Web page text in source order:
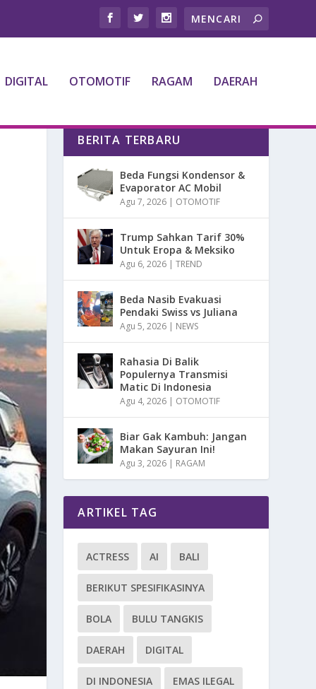
DIGITAL OTOMOTIF RAGAM DAERAH
BERITA TERBARU
Beda Fungsi Kondensor &
Evaporator AC Mobil
Agu 7, 2026 | OTOMOTIF
Trump Sahkan Tarif 30%
Untuk Eropa & Meksiko
Agu 6, 2026 |TREND
Beda Nasib Evakuasi
Pendaki Swiss vs Juliana
Agu 5, 2026 | NEWS
Rahasia Di Balik
Populernya Transmisi
Matic Di Indonesia
Agu 4, 2026 | OTOMOTIF
Biar Gak Kambuh: Jangan
Makan Sayuran Ini!
Agu 3, 2026 | RAGAM
ARTIKEL TAG
ACTRESS AI BALI
BERIKUT SPESIFIKASINYA
BOLA BULU TANGKIS
DAERAH DIGITAL
DI INDONESIA EMAS ILEGAL